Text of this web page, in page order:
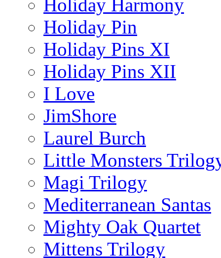
Holiday Harmony
Holiday Pin
Holiday Pins XI
Holiday Pins XII
I Love
JimShore
Laurel Burch
Little Monsters
Magi Trilogy
Mediterranean Santas
Mighty Oak Quartet
Mittens Trilogy